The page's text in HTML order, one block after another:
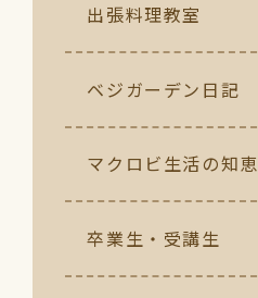
出張料理教室
ベジガーデン日記
マクロビ生活の知恵
卒業生・受講生